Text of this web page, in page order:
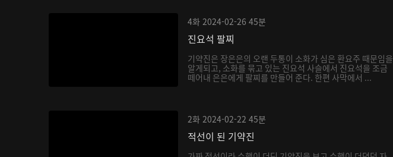
4화 2024-02-26 45분
진요석 팔찌
기약진은 장은은의 오랜 두통이 소화가 심은 환요주 때문임을
알게되고, 소화를 묶고 있는 진요석 사슬에서 진요석을 조금
떼어내 은은에게 팔찌를 만들어 준다. 한편 사막에서 ...
2화 2024-02-22 45분
적선이 된 기약진